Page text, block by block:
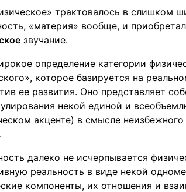
трактовалось в слишком
«материя» вообще, и
звучание.
определение категории
которое базируется на
ее развития. Оно представляет
некой единой и
акценте) в смысле
далеко не исчерпывается
реальность в виде некой
компоненты, их отношения и